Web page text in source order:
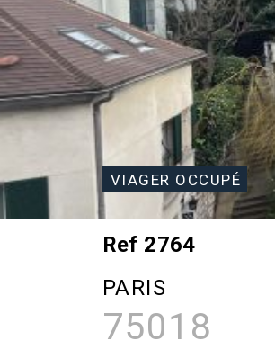
VIAGER OCCUPÉ
Ref 2764
PARIS
75018